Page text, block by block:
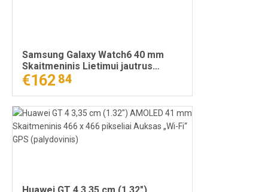
Samsung Galaxy Watch6 40 mm
Skaitmeninis Lietimui jautrus
ekranas Grafitas
€162 84